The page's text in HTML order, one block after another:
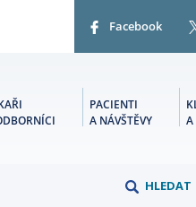
Facebook
PACIENTI
A NÁVŠTĚVY
A
HLEDAT